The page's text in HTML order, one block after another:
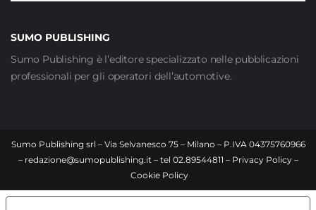
SUMO PUBLISHING
Sumo Publishing è l’editore specializzato nelle pubblicazioni
professionali per gli operatori dell’automotive.
Sumo Publishing srl – Via Selvanesco 75 – Milano – P.IVA 04375760966
– redazione@sumopublishing.it – tel 02.89544811 – Privacy Policy–
Cookie Policy